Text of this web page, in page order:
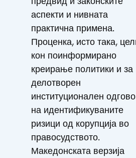
аспекти и нивната
практична примена.
Проценка, исто така,
кон поинформирано
креирање политики и за
делотворен
институционален
на идентификуваните
ризици од корупција во
правосудството.
Македонската верзија